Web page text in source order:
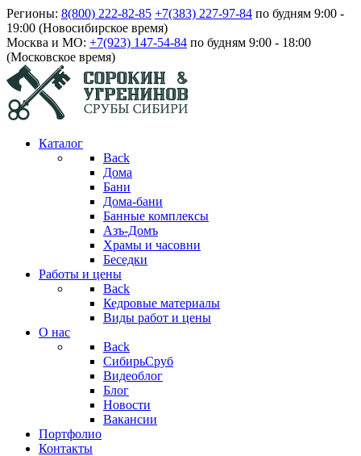
Регионы: 8(800) 222-82-85 +7(383) 227-97-84 по будням 9:00 -
19:00 (Новосибирское время)
Москва и МО: +7(923) 147-54-84 по будням 9:00 - 18:00
(Московское время)
Каталог
Back
Дома
Бани
Дома-бани
Банные комплексы
Азъ-Домъ
Храмы и часовни
Беседки
Работы и цены
Back
Кедровые материалы
Виды работ и цены
О нас
Back
СибирьСруб
Видеоблог
Блог
Новости
Вакансии
Портфолио
Контакты